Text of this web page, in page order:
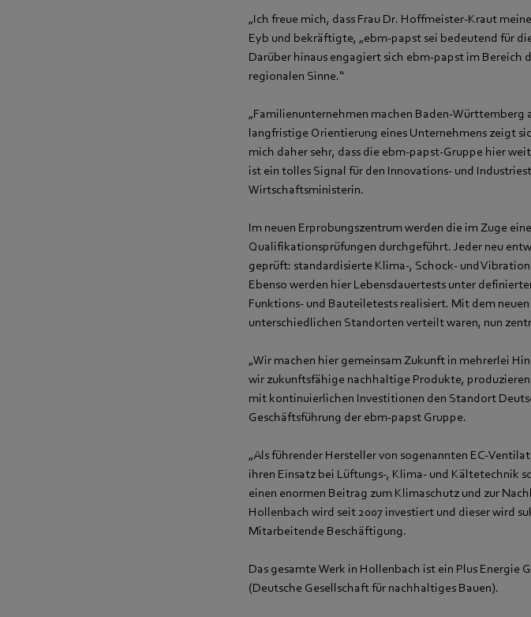
„Ich freue mich, dass Frau Dr. Hoffmeister-Kraut
Eyb und bekräftigte, „ebm‑papst sei bedeutend für
Darüber hinaus engagiert sich ebm‑papst im
regionalen Sinne.“
„Familienunternehmen machen Baden-Württemberg
langfristige Orientierung eines Unternehmens zeigt
mich daher sehr, dass die ebm‑papst-Gruppe hier
ist ein tolles Signal für den Innovations- und
Wirtschaftsministerin.
Im neuen Erprobungszentrum werden die im Zuge
Qualifikationsprüfungen durchgeführt. Jeder neu
geprüft: standardisierte Klima-, Schock- und
Ebenso werden hier Lebensdauertests unter
Funktions- und Bauteiletests realisiert. Mit dem
unterschiedlichen Standorten verteilt waren, nun
„Wir machen hier gemeinsam Zukunft in mehrerlei
wir zukunftsfähige nachhaltige Produkte,
mit kontinuierlichen Investitionen den Standort
Geschäftsführung der ebm‑papst Gruppe.
„Als führender Hersteller von sogenannten EC-
ihren Einsatz bei Lüftungs-, Klima- und Kältetechnik
einen enormen Beitrag zum Klimaschutz und zur
Hollenbach wird seit 2007 investiert und dieser wird
Mitarbeitende Beschäftigung.
Das gesamte Werk in Hollenbach ist ein Plus
(Deutsche Gesellschaft für nachhaltiges Bauen).